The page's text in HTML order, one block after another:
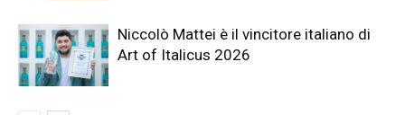
Niccolò Mattei è il vincitore italiano di
Art of Italicus 2026